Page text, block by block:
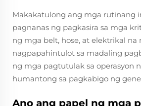
Makakatulong ang mga rutinang
pagnanas ng pagkasira sa mga
ng mga belt, hose, at elektrikal na
nagpapahintulot sa madaling
ng mga pagtutulak sa operasyon
humantong sa pagkabigo ng
Ano ang papel ng mga